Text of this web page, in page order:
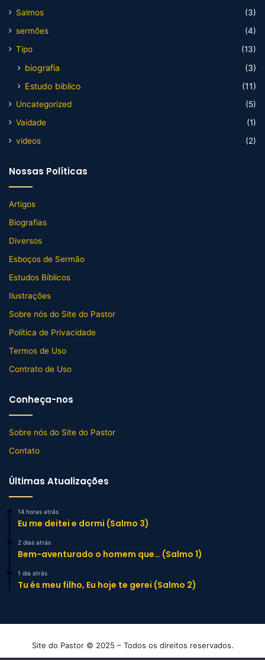
Salmos
(3)
sermões
(4)
Tipo
(13)
biografia
(3)
Estudo biblico
(11)
Uncategorized
(5)
Vaidade
(1)
videos
(2)
Nossas Políticas
Artigos
Biografias
Diversos
Esboços de Sermão
Estudos Bíblicos
Ilustrações
Sobre nós do Site do Pastor
Política de Privacidade
Termos de Uso
Contrato de Uso
Conheça-nos
Sobre nós do Site do Pastor
Contato
Últimas Atualizações
14 horas atrás
Eu me deitei e dormi (Salmo 3)
2 dias atrás
Bem-aventurado o homem que… (Salmo 1)
1 dia atrás
Tu és meu filho, Eu hoje te gerei (Salmo 2)
Site do Pastor © 2025 – Todos os direitos reservados.